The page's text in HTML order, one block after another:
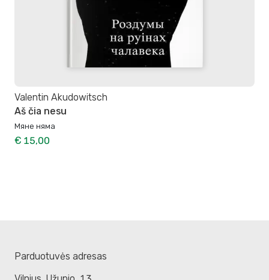
Valentin Akudowitsch
Aš čia nesu
Мяне няма
€ 15,00
Parduotuvės adresas